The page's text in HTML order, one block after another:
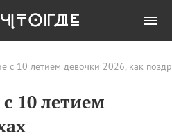
с 10 летием девочки 2026, как
10 летием
ПРАЗДНИКИ Все
06.08
Преображение
Господне у западных